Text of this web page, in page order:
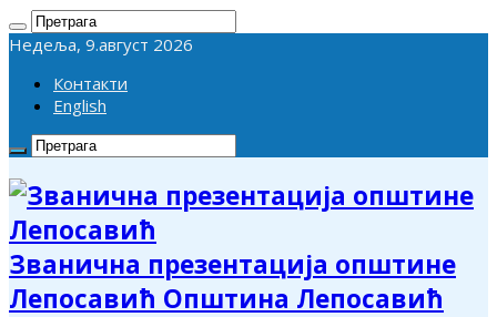
Недеља, 9.август 2026
Контакти
English
Званична презентација општине
Лепосавић Општина Лепосавић